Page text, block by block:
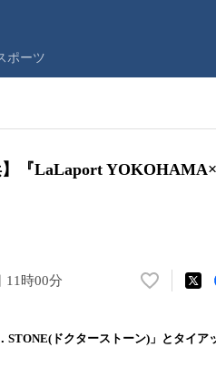
ポーツ
】『LaLaport
11時00分
い
！
ドクターストーン)」とタイア